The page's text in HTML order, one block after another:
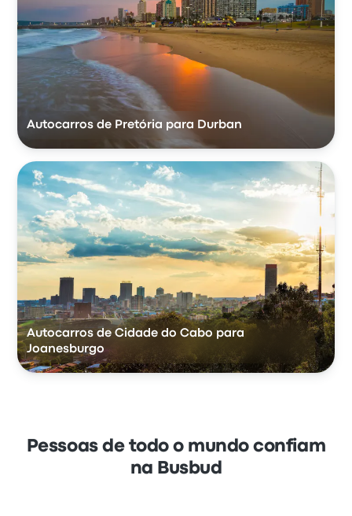
Autocarros de Pretória para Durban
Autocarros de Cidade do Cabo para
Joanesburgo
Pessoas de todo o mundo confiam
na Busbud